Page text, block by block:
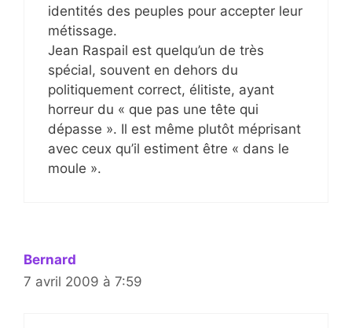
identités des peuples pour accepter leur
métissage.
Jean Raspail est quelqu’un de très
spécial, souvent en dehors du
politiquement correct, élitiste, ayant
horreur du « que pas une tête qui
dépasse ». Il est même plutôt méprisant
avec ceux qu’il estiment être « dans le
moule ».
Bernard
7 avril 2009 à 7:59